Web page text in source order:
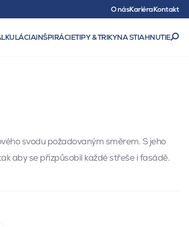
O násKariéraKontakt
INŠPIRÁCIETIPY & TRIKYNA STIAHNUTIE
svodu požadovaným směrem. S jeho
aby se přizpůsobil každé střeše i fasádě.